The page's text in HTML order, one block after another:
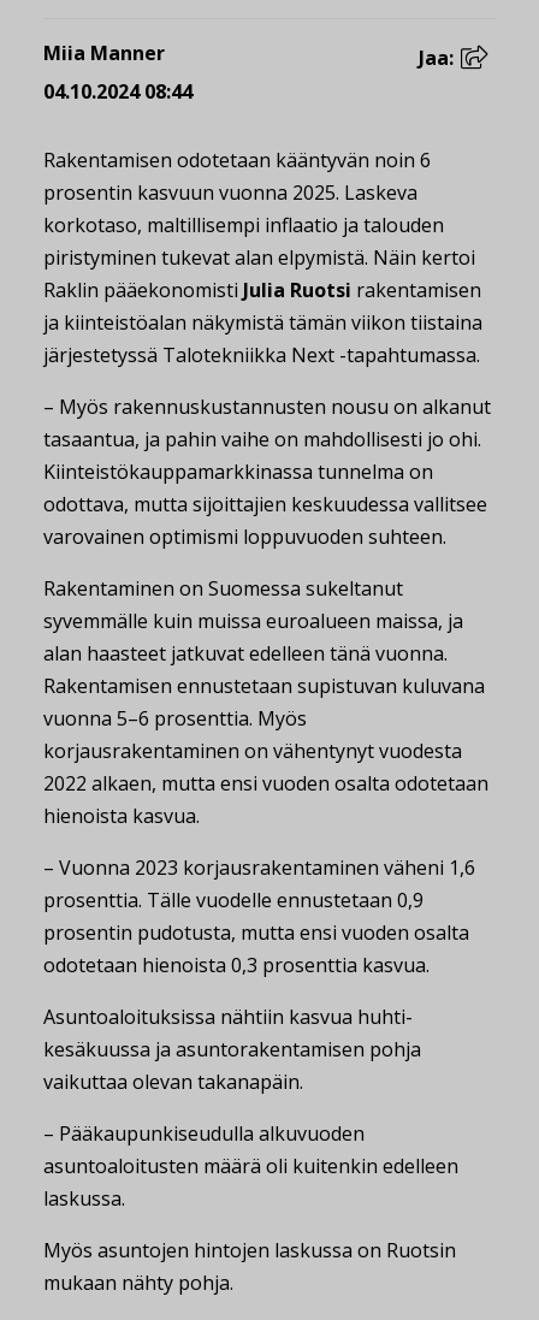
Miia Manner
04.10.2024 08:44
Jaa:
Rakentamisen odotetaan kääntyvän noin 6
prosentin kasvuun vuonna 2025. Laskeva
korkotaso, maltillisempi inflaatio ja talouden
piristyminen tukevat alan elpymistä. Näin kertoi
Raklin pääekonomisti Julia Ruotsi rakentamisen
ja kiinteistöalan näkymistä tämän viikon tiistaina
järjestetyssä Talotekniikka Next -tapahtumassa.
– Myös rakennuskustannusten nousu on alkanut
tasaantua, ja pahin vaihe on mahdollisesti jo ohi.
Kiinteistökauppamarkkinassa tunnelma on
odottava, mutta sijoittajien keskuudessa vallitsee
varovainen optimismi loppuvuoden suhteen.
Rakentaminen on Suomessa sukeltanut
syvemmälle kuin muissa euroalueen maissa, ja
alan haasteet jatkuvat edelleen tänä vuonna.
Rakentamisen ennustetaan supistuvan kuluvana
vuonna 5–6 prosenttia. Myös
korjausrakentaminen on vähentynyt vuodesta
2022 alkaen, mutta ensi vuoden osalta odotetaan
hienoista kasvua.
– Vuonna 2023 korjausrakentaminen väheni 1,6
prosenttia. Tälle vuodelle ennustetaan 0,9
prosentin pudotusta, mutta ensi vuoden osalta
odotetaan hienoista 0,3 prosenttia kasvua.
Asuntoaloituksissa nähtiin kasvua huhti-
kesäkuussa ja asuntorakentamisen pohja
vaikuttaa olevan takanapäin.
– Pääkaupunkiseudulla alkuvuoden
asuntoaloitusten määrä oli kuitenkin edelleen
laskussa.
Myös asuntojen hintojen laskussa on Ruotsin
mukaan nähty pohja.